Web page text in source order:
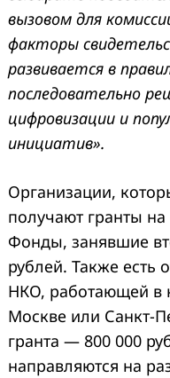
вызовом для
факторы
развивается в
последовательно
цифровизации и
инициатив».
Организации,
получают гранты
Фонды, занявшие
рублей. Также есть
НКО, работающей в
Москве или Санкт-
гранта — 800 000
направляются на